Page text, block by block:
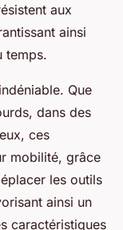
aux
ainsi
temps.
Que
dans des
ces
mobilité, grâce
les outils
ainsi un
caractéristiques